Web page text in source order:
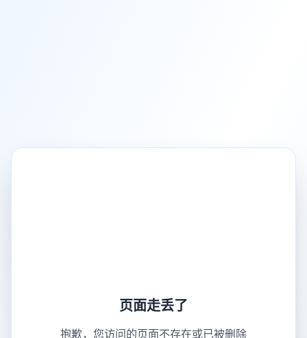
页面走丢了
抱歉，您访问的页面不存在或已被删除